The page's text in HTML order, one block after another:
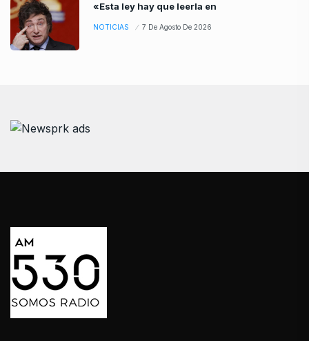
«Esta ley hay que leerla en
NOTICIAS 7 De Agosto De 2026